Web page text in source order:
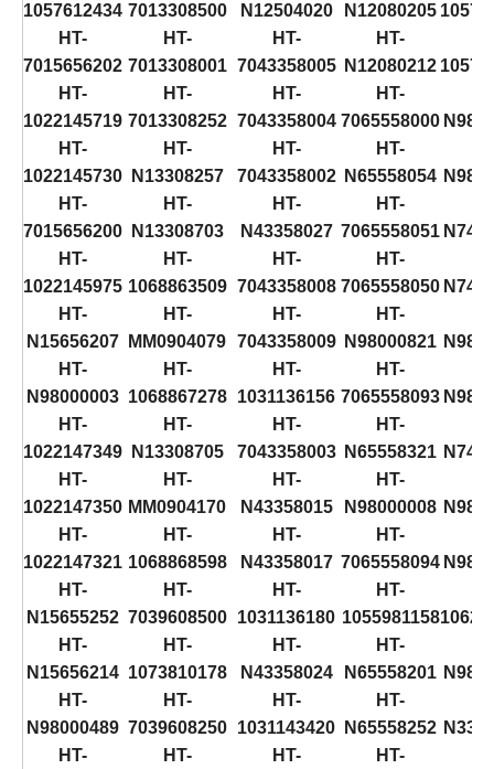
1057612434 7013308500
N12504020
N12080205
HT-
7015656202
HT-
7013308001
HT-
7043358005
HT-
N12080212
HT-
1022145719
HT-
7013308252
HT-
7043358004
HT-
7065558000
HT-
1022145730
HT-
N13308257
HT-
7043358002
HT-
N65558054
HT-
7015656200
HT-
N13308703
HT-
N43358027
HT-
7065558051
HT-
1022145975
HT-
1068863509
HT-
7043358008
HT-
7065558050
HT-
N15656207
HT-
MM0904079
HT-
7043358009
HT-
N98000821
HT-
N98000003
HT-
1068867278
HT-
1031136156
HT-
7065558093
HT-
1022147349
HT-
N13308705
HT-
7043358003
HT-
N65558321
HT-
1022147350
HT-
MM0904170
HT-
N43358015
HT-
N98000008
HT-
1022147321
HT-
1068868598
HT-
N43358017
HT-
7065558094
HT-
N15655252
HT-
7039608500
HT-
1031136180
HT-
1055981158
HT-
N15656214
HT-
1073810178
HT-
N43358024
HT-
N65558201
HT-
N98000489
HT-
7039608250
HT-
1031143420
HT-
N65558252
HT-
HT-
HT-
HT-